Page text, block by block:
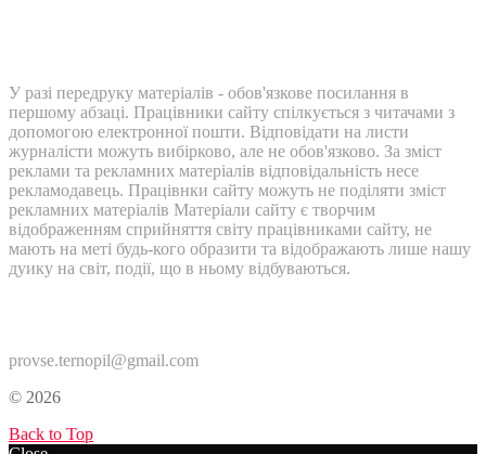
У разі передруку матеріалів - обов'язкове посилання в
першому абзаці. Працівники сайту спілкується з читачами з
допомогою електронної пошти. Відповідати на листи
журналісти можуть вибірково, але не обов'язково. За зміст
реклами та рекламних матеріалів відповідальність несе
рекламодавець. Працівнки сайту можуть не поділяти зміст
рекламних матеріалів Матеріали сайту є творчим
відображенням сприйняття світу працівниками сайту, не
мають на меті будь-кого образити та відображають лише нашу
дуику на світ, події, що в ньому відбуваються.
provse.ternopil@gmail.com
© 2026
Back to Top